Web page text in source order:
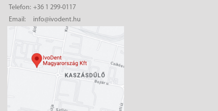
Telefon: +36 1 299-0117
Email:
info@ivodent.hu